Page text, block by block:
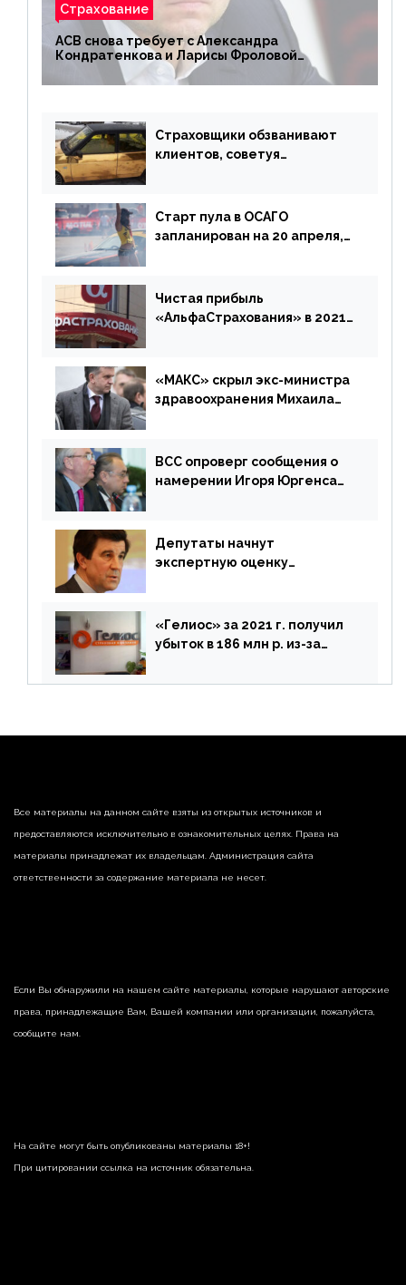
Страхование
АСВ снова требует с Александра
Кондратенкова и Ларисы Фроловой
возмещения убытков на 1,5 млрд р.
Страховщики обзванивают
клиентов, советуя
Старт пула в ОСАГО
запланирован на 20 апреля,
дублировать [дополнено]
Чистая прибыль
«АльфаСтрахования» в 2021
«МАКС» скрыл экс-министра
здравоохранения Михаила
ВСС опроверг сообщения о
намерении Игоря Юргенса
Депутаты начнут
экспертную оценку
«Гелиос» за 2021 г. получил
убыток в 186 млн р. из-за
реализации недвижимости
Все материалы на данном сайте взяты из открытых источников и
предоставляются исключительно в ознакомительных целях. Права на
материалы принадлежат их владельцам. Администрация сайта
ответственности за содержание материала не несет.
Если Вы обнаружили на нашем сайте материалы, которые нарушают авторские
права, принадлежащие Вам, Вашей компании или организации, пожалуйста,
сообщите нам.
На сайте могут быть опубликованы материалы 18+!
При цитировании ссылка на источник обязательна.